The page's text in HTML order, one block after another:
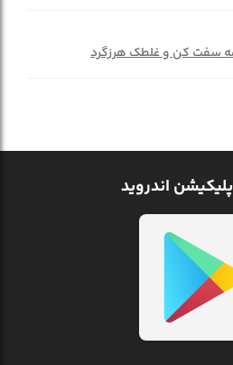
سفت کن و غلطک هرزگرد
اندروید